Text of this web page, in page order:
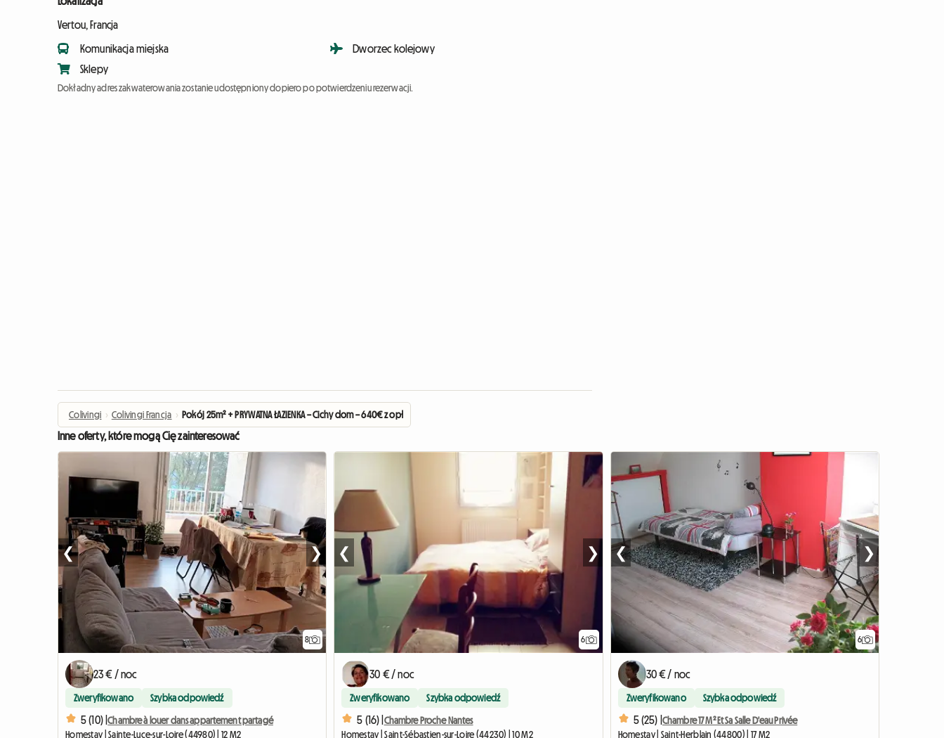
Vertou, Francja
Komunikacja miejska
Sklepy
Dworzec kolejowy
Dokładny adres zakwaterowania zostanie udostępniony dopiero po potwierdzeniu rezerwacji.
Colivingi › Colivingi Francja › Pokój 25m² + PRYWATNA ŁAZIENKA – Cichy dom – 640€ z opłatami – DOSTĘPNE
Inne oferty, które mogą Cię zainteresować
8
❮ ❯
23 € / noc
Zweryfikowano Szybka odpowiedź
5 (10) |Chambre à louer dans appartement partagé
Homestay | Sainte-Luce-sur-Loire (44980) | 12 M2
6
❮ ❯
30 € / noc
Zweryfikowano Szybka odpowiedź
5 (16) | Chambre Proche Nantes
Homestay | Saint-Sébastien-sur-Loire (44230) | 10 M2
6
❮ ❯
30 € / noc
Zweryfikowano Szybka odpowiedź
5 (25) | Chambre 17 M² Et Sa Salle D'eau Privée
Homestay | Saint-Herblain (44800) | 17 M2